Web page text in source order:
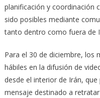
planificación y coordinación
sido posibles mediante
tanto dentro como fuera de
Para el 30 de diciembre, los
hábiles en la difusión de
desde el interior de Irán,
mensaje destinado a